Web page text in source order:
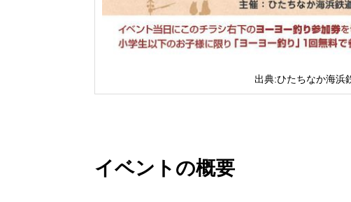
出典:ひたちなか海浜
イベントの概要